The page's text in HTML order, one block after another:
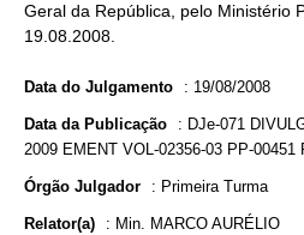
Geral da República, pelo Ministério
19.08.2008.
Data do Julgamento : 19/08/2008
Data da Publicação : DJe-071
2009 EMENT VOL-02356-03 PP-00451
Órgão Julgador : Primeira Turma
Relator(a) : Min. MARCO AURÉLIO